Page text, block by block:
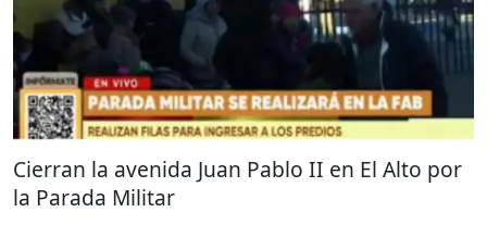
Cierran la avenida Juan Pablo II en El Alto por
la Parada Militar